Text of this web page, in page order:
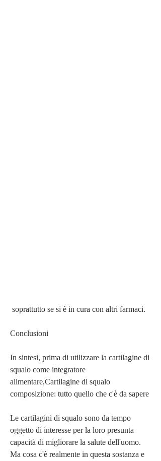
soprattutto se si è in cura con altri farmaci.
Conclusioni
In sintesi, prima di utilizzare la cartilagine di
squalo come integratore
alimentare,Cartilagine di squalo
composizione: tutto quello che c'è da sapere
Le cartilagini di squalo sono da tempo
oggetto di interesse per la loro presunta
capacità di migliorare la salute dell'uomo.
Ma cosa c'è realmente in questa sostanza e